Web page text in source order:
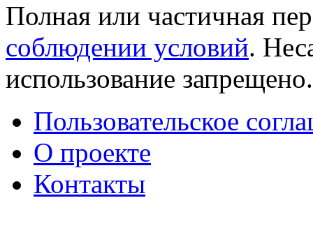
Полная или частичная
соблюдении условий.
использование
Пользовательское
О проекте
Контакты